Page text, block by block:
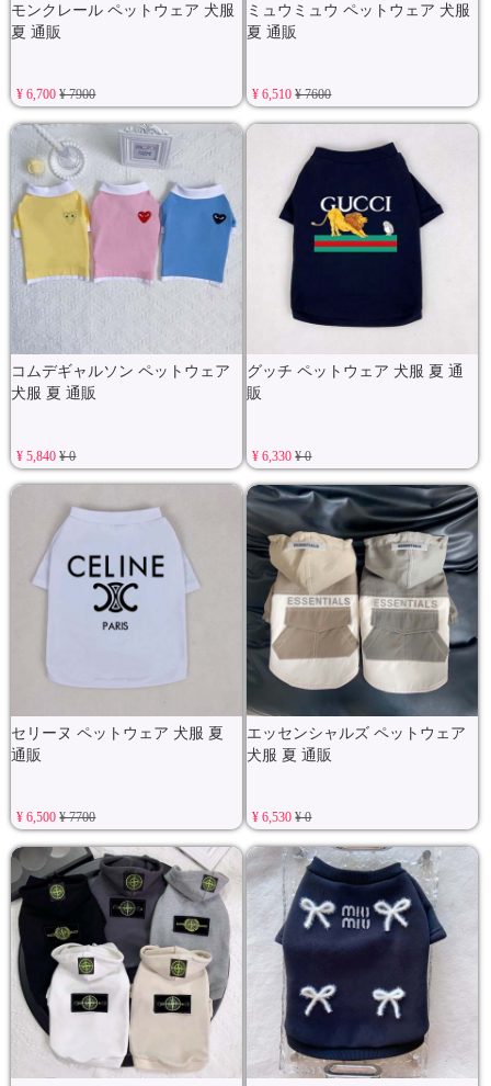
モンクレール ペットウェア 犬服
夏 通販
¥ 6,700¥ 7900
ミュウミュウ ペットウェア 犬服
夏 通販
¥ 6,510¥ 7600
コムデギャルソン ペットウェア
犬服 夏 通販
¥ 5,840¥ 0
グッチ ペットウェア 犬服 夏 通
販
¥ 6,330¥ 0
セリーヌ ペットウェア 犬服 夏
通販
¥ 6,500¥ 7700
エッセンシャルズ ペットウェア
犬服 夏 通販
¥ 6,530¥ 0